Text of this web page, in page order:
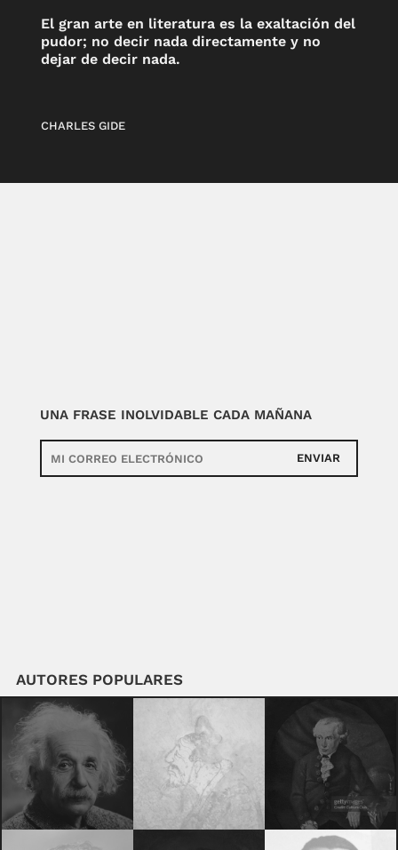
El gran arte en literatura es la exaltación del
pudor; no decir nada directamente y no
dejar de decir nada.
CHARLES GIDE
UNA FRASE INOLVIDABLE CADA MAÑANA
ENVIAR
AUTORES POPULARES